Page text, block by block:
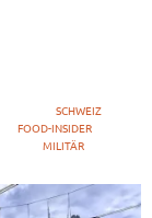
SCHWEIZ
FOOD-INSIDER
MILITÄR